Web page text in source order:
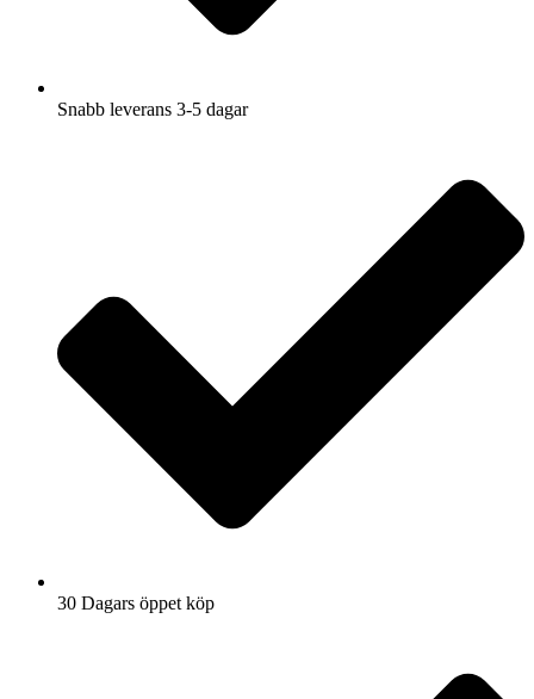
Snabb leverans 3-5 dagar
30 Dagars öppet köp